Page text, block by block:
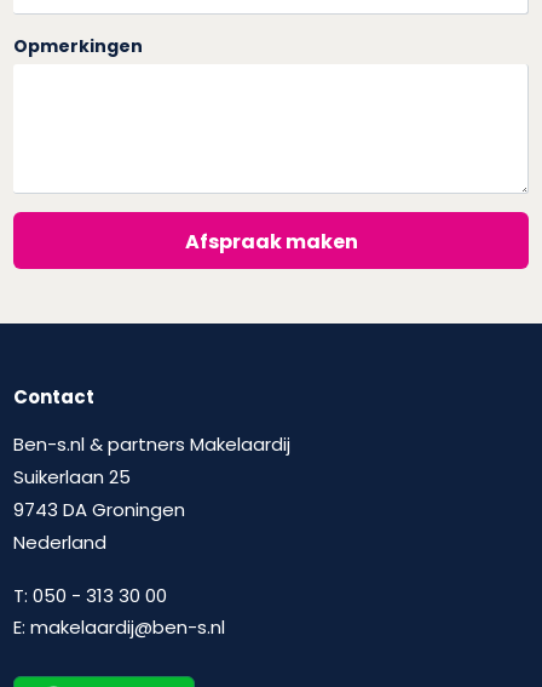
Opmerkingen
Afspraak maken
Contact
Ben-s.nl & partners Makelaardij
Suikerlaan 25
9743 DA Groningen
Nederland
T:050 - 313 30 00
E:makelaardij@ben-s.nl